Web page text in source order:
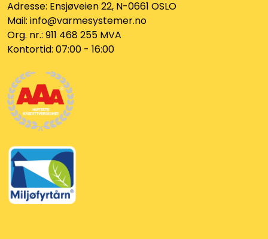
Adresse: Ensjøveien 22, N-0661 OSLO
Mail: info@varmesystemer.no
Org. nr.: 911 468 255 MVA
Kontortid: 07:00 - 16:00
FPL
Teknisk rom
Radiatorer
Planfront radiatorer
Rør
Watersafe